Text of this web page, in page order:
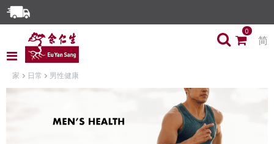
Limited Time Special: Free Delivery with No Min Spend
0
简
家 日常 男性健康